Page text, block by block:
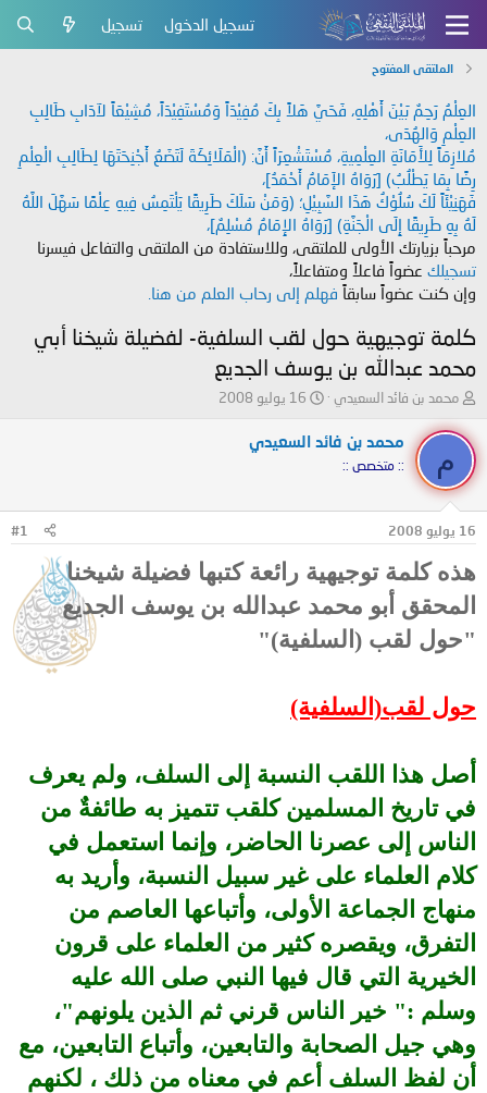
تسجيل الدخول تسجيل
الملتقى المفتوح
العِلْمُ رَحِمٌ بَيْنَ أَهْلِهِ، فَحَيَّ هَلاً بِكَ مُفِيْدَاً وَمُسْتَفِيْدَاً، مُشِيْعَاً لآدَابِ طَالِبِ
العِلْمِ وَالهُدَى،
مُلازِمَاً لِلأَمَانَةِ العِلْمِيةِ، مُسْتَشْعِرَاً أَنَّ: (الْمَلَائِكَةَ لَتَضَعُ أَجْنِحَتَهَا لِطَالِبِ الْعِلْمِ
رِضًا بِمَا يَطْلُبُ) [رَوَاهُ الإَمَامُ أَحْمَدُ]،
فَهَنِيْئَاً لَكَ سُلُوْكُ هَذَا السَّبِيْلِ؛ (وَمَنْ سَلَكَ طَرِيقًا يَلْتَمِسُ فِيهِ عِلْمًا سَهَّلَ اللَّهُ
لَهُ بِهِ طَرِيقًا إِلَى الْجَنَّةِ) [رَوَاهُ الإِمَامُ مُسْلِمٌ]،
مرحباً بزيارتك الأولى للملتقى، وللاستفادة من الملتقى والتفاعل فيسرنا
تسجيلك عضواً فاعلاً ومتفاعلاً،
وإن كنت عضواً سابقاً فهلم إلى رحاب العلم من هنا.
كلمة توجيهية حول لقب السلفية- لفضيلة شيخنا أبي
محمد عبدالله بن يوسف الجديع
ب
د
ل
م
و
و
محمد بن فائد السعيدي
ت
ر
ل
ء
16 يوليو 2008
م
محمد بن فائد السعيدي
:: متخصص ::
16 يوليو 2008 #1
هذه كلمة توجيهية رائعة كتبها فضيلة شيخنا
المحقق أبو محمد عبدالله بن يوسف الجديع
"حول لقب (السلفية)"
حول لقب(السلفية)
أصل هذا اللقب النسبة إلى السلف، ولم يعرف
في تاريخ المسلمين كلقب تتميز به طائفةٌ من
الناس إلى عصرنا الحاضر، وإنما استعمل في
كلام العلماء على غير سبيل النسبة، وأريد به
منهاج الجماعة الأولى، وأتباعها العاصم من
التفرق، ويقصره كثير من العلماء على قرون
الخيرية التي قال فيها النبي صلى الله عليه
وسلم :" خير الناس قرني ثم الذين يلونهم"،
وهي جيل الصحابة والتابعين، وأتباع التابعين، مع
أن لفظ السلف أعم في معناه من ذلك ، لكنهم